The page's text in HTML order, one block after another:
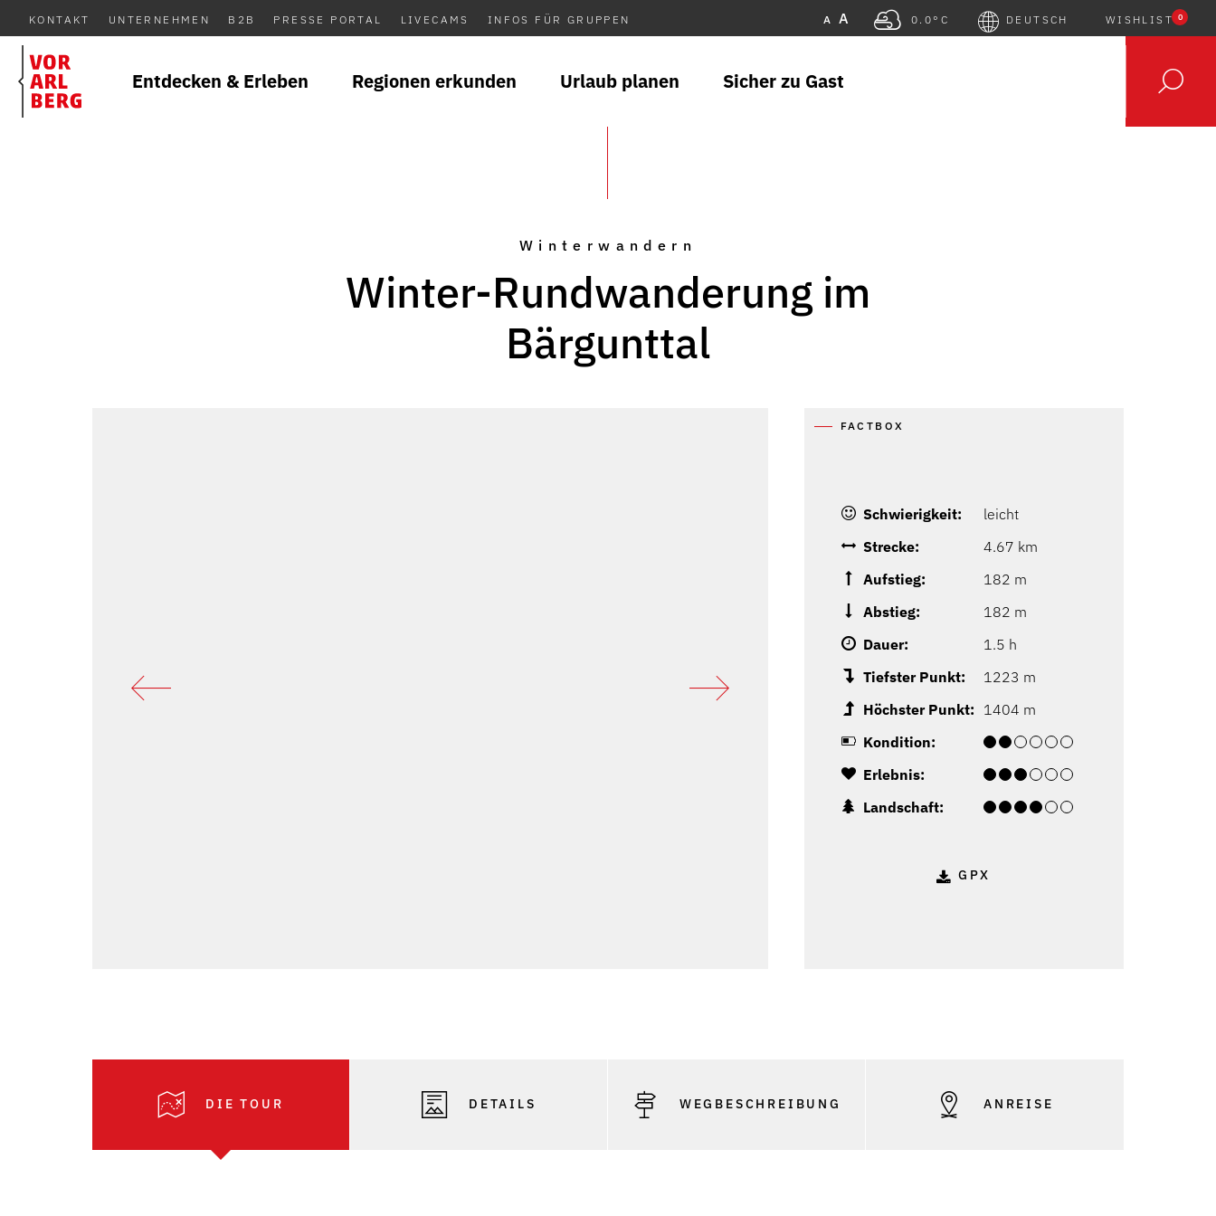
KONTAKT UNTERNEHMEN B2B PRESSE PORTAL LIVECAMS INFOS FÜR GRUPPEN A A 0.0°C DEUTSCH WISHLIST 0
Entdecken & Erleben Regionen erkunden Urlaub planen Sicher zu Gast
Winterwandern
Winter-Rundwanderung im
Bärgunttal
FACTBOX
Schwierigkeit:
leicht
Strecke:
4.67 km
Aufstieg:
182 m
Abstieg:
182 m
Dauer:
1.5 h
Tiefster Punkt:
1223 m
Höchster Punkt: 1404 m
Kondition:
Erlebnis:
Landschaft:
GPX
DIE TOUR DETAILS WEGBESCHREIBUNG ANREISE